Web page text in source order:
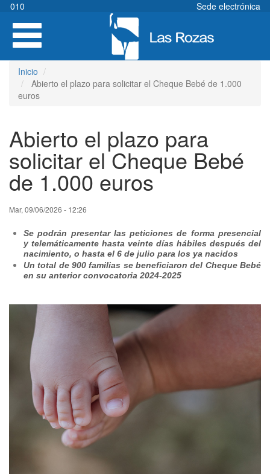
Pasar
contenido
principal
010
Sede electrónica
Toggle
navigation
Inicio
Abierto el plazo para solicitar el Cheque Bebé de 1.000
euros
Abierto el plazo para
solicitar el Cheque Bebé
de 1.000 euros
Mar, 09/06/2026 - 12:26
Se podrán presentar las peticiones de forma presencial
y telemáticamente hasta veinte días hábiles después del
nacimiento, o hasta el 6 de julio para los ya nacidos
Un total de 900 familias se beneficiaron del Cheque Bebé
en su anterior convocatoria 2024-2025